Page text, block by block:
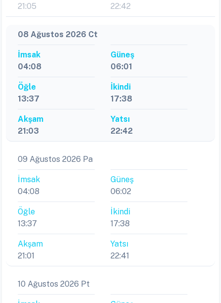
21:05
22:42
08 Ağustos 2026 Ct
İmsak
04:08
Güneş
06:01
Öğle
13:37
İkindi
17:38
Akşam
21:03
Yatsı
22:42
09 Ağustos 2026 Pa
İmsak
04:08
Güneş
06:02
Öğle
13:37
İkindi
17:38
Akşam
21:01
Yatsı
22:41
10 Ağustos 2026 Pt